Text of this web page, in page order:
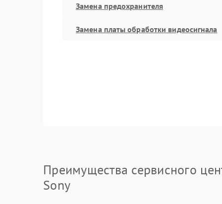
Замена предохранителя
Замена платы обработки видеосигнала
Преимущества сервисного
Sony